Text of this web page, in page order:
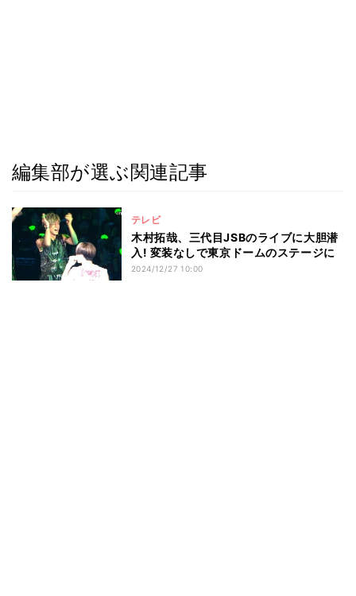
編集部が選ぶ関連記事
テレビ
木村拓哉、三代目JSBのライブに大胆潜
入! 変装なしで東京ドームのステージに
2024/12/27 10:00